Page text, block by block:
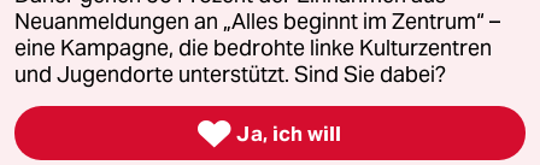
Feedback Redaktionsstatut Kommune-Richtlinien
Leitlinie Informant Datenschutz Impressum AGB
Seitenwende Einwilligungen widerrufen (Ads)
Neuanmeldungen an „Alles beginnt im Zentrum“ –
eine Kampagne, die bedrohte linke Kulturzentren
und Jugendorte unterstützt. Sind Sie dabei?
 Ja, ich will